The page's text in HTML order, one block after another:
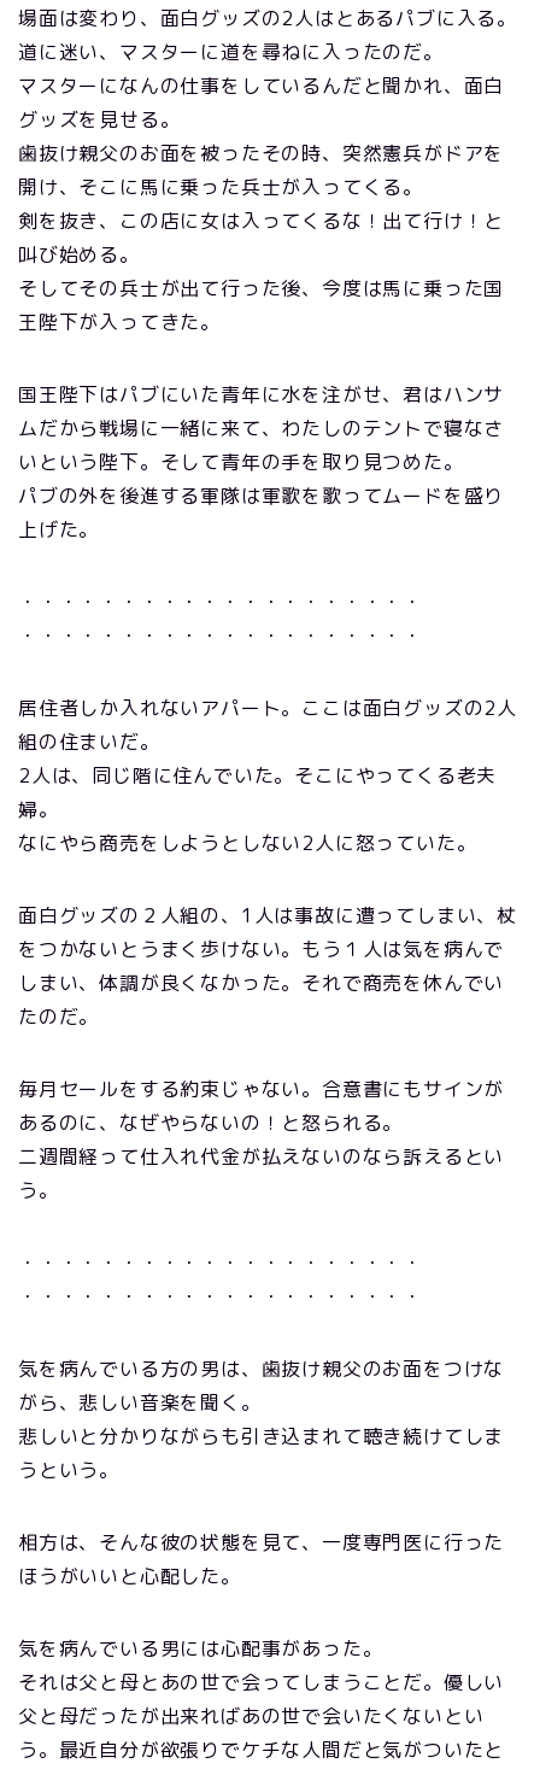
場面は変わり、面白グッズの2人はとあるパブに入る。
道に迷い、マスターに道を尋ねに入ったのだ。
マスターになんの仕事をしているんだと聞かれ、面白
グッズを見せる。
歯抜け親父のお面を被ったその時、突然憲兵がドアを
開け、そこに馬に乗った兵士が入ってくる。
剣を抜き、この店に女は入ってくるな！出て行け！と
叫び始める。
そしてその兵士が出て行った後、今度は馬に乗った国
王陛下が入ってきた。
国王陛下はパブにいた青年に水を注がせ、君はハンサ
ムだから戦場に一緒に来て、わたしのテントで寝なさ
いという陛下。そして青年の手を取り見つめた。
パブの外を後進する軍隊は軍歌を歌ってムードを盛り
上げた。
・・・・・・・・・・・・・・・・・・・・
・・・・・・・・・・・・・・・・・・・・
居住者しか入れないアパート。ここは面白グッズの2人
組の住まいだ。
2人は、同じ階に住んでいた。そこにやってくる老夫
婦。
なにやら商売をしようとしない2人に怒っていた。
面白グッズの２人組の、1人は事故に遭ってしまい、杖
をつかないとうまく歩けない。もう１人は気を病んで
しまい、体調が良くなかった。それで商売を休んでい
たのだ。
毎月セールをする約束じゃない。合意書にもサインが
あるのに、なぜやらないの！と怒られる。
二週間経って仕入れ代金が払えないのなら訴えるとい
う。
・・・・・・・・・・・・・・・・・・・・
・・・・・・・・・・・・・・・・・・・・
気を病んでいる方の男は、歯抜け親父のお面をつけな
がら、悲しい音楽を聞く。
悲しいと分かりながらも引き込まれて聴き続けてしま
うという。
相方は、そんな彼の状態を見て、一度専門医に行った
ほうがいいと心配した。
気を病んでいる男には心配事があった。
それは父と母とあの世で会ってしまうことだ。優しい
父と母だったが出来ればあの世で会いたくないとい
う。最近自分が欲張りでケチな人間だと気がついたと